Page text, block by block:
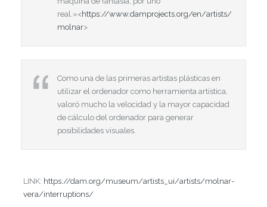
real.»<https://www.damprojects.org/en/artists/
molnar>
Como una de las primeras artistas plásticas en
utilizar el ordenador como herramienta artística,
valoró mucho la velocidad y la mayor capacidad
de cálculo del ordenador para generar
posibilidades visuales.
LINK: https://dam.org/museum/artists_ui/artists/molnar-
vera/interruptions/